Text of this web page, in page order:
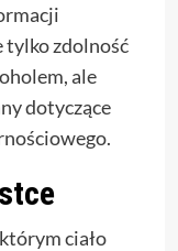
tylko zdolność
ale
dotyczące
ciało